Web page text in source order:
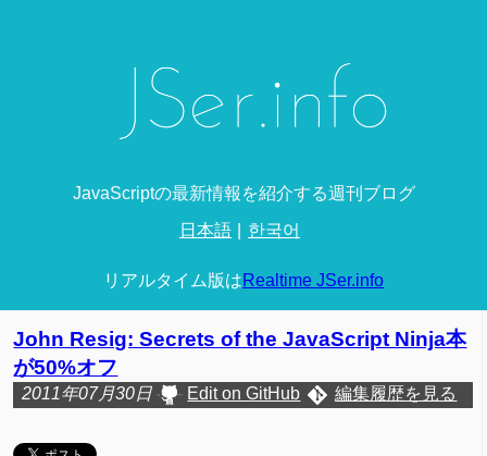
JavaScriptの最新情報を紹介する週刊ブログ
日本語 한국어
リアルタイム版はRealtime JSer.info
John Resig: Secrets of the JavaScript Ninja本
が50%オフ
2011年07月30日 Edit on GitHub 編集履歴を見る